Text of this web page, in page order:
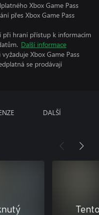
Xbox Game Pass
přes Xbox Game Pass
při hraní přístup k informacím
Další informace
Xbox Game Pass
se prodávají
DALŠÍ